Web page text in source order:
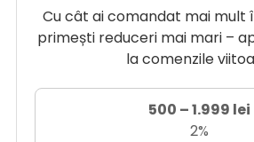
Cu cât ai comandat mai mult
primești reduceri mai mari –
la comenzile
500 – 1.999 lei
2%